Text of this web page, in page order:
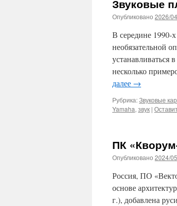
Звуковые
Опубликовано 2026/
В середине 1990-
необязательной
устанавливаться
несколько
далее →
Рубрика:Звуковые
Yamaha, звук |
ПК
Опубликовано 2024/
Россия, ПО
основе
г.), добавлена